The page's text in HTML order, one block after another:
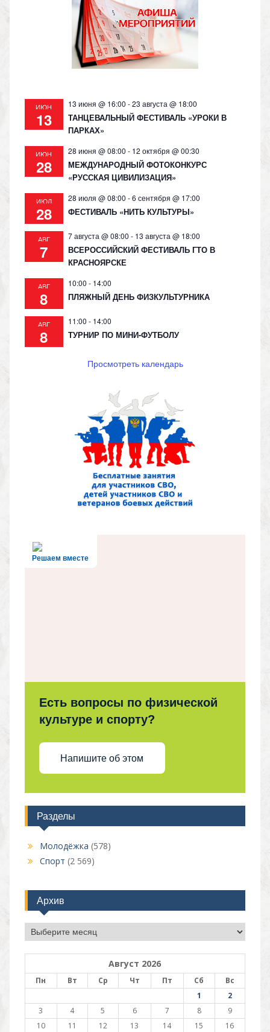
as
s
ni
ki
m p
p
n
k
ИЮН
13
13 июня @ 16:00 -23 августа @ 18:00
ТАНЦЕВАЛЬНЫЙ ФЕСТИВАЛЬ «УРОКИ В
ПАРКАХ»
ИЮН
28
28 июня @ 08:00 - 12 октября @ 00:30
МЕЖДУНАРОДНЫЙ ФОТОКОНКУРС
«РУССКАЯ ЦИВИЛИЗАЦИЯ»
ИЮЛ
28
28 июля @ 08:00 -6 сентября @ 17:00
ФЕСТИВАЛЬ «НИТЬ КУЛЬТУРЫ»
АВГ
7
7 августа @ 08:00 - 13 августа @ 18:00
ВСЕРОССИЙСКИЙ ФЕСТИВАЛЬ ГТО В
КРАСНОЯРСКЕ
АВГ
8
10:00 - 14:00
ПЛЯЖНЫЙ ДЕНЬ ФИЗКУЛЬТУРНИКА
АВГ
8
11:00 - 14:00
ТУРНИР ПО МИНИ-ФУТБОЛУ
Просмотреть календарь
Решаем вместе
Есть вопросы по физической
культуре и спорту?
Напишите об этом
Разделы
Молодёжка (578)
Спорт (2 569)
Архив
Архив
Август 2026
Пн Вт Ср Чт Пт Сб
Вс
1
2
3
4 5 6 7 8
9
10
11 12 13 14 15
16